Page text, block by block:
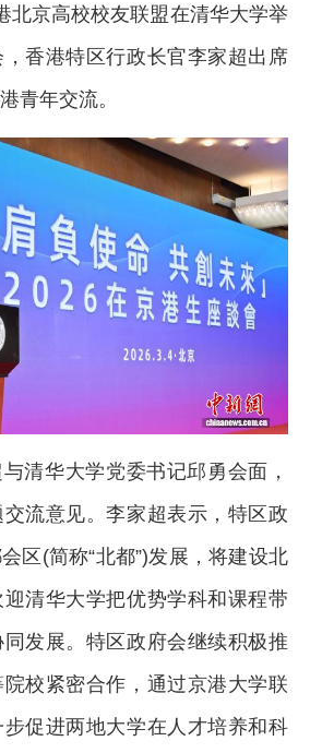
北京高校校友联盟在清华大学举
香港特区行政长官李家超出席
青年交流。
清华大学党委书记邱勇会面，
流意见。李家超表示，特区政
区(简称“北都”)发展，将建设北
清华大学把优势学科和课程带
发展。特区政府会继续积极推
校紧密合作，通过京港大学联
促进两地大学在人才培养和科